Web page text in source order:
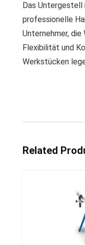
Das Untergestell
professionelle
Unternehmer,
Flexibilität und
Werkstücken
Related